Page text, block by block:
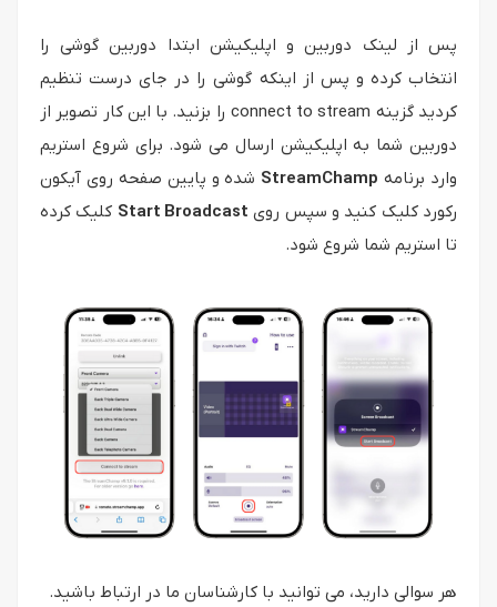
پس از لینک دوربین و اپلیکیشن ابتدا دوربین گوشی را
انتخاب کرده و پس از اینکه گوشی را در جای درست تنظیم
کردید گزینه connect to stream را بزنید. با این کار تصویر از
دوربین شما به اپلیکیشن ارسال می شود. برای شروع استریم
وارد برنامه StreamChamp شده و پایین صفحه روی آیکون
رکورد کلیک کنید و سپس روی Start Broadcast کلیک کرده
تا استریم شما شروع شود.
هر سوالی دارید، می توانید با کارشناسان ما در ارتباط باشید.